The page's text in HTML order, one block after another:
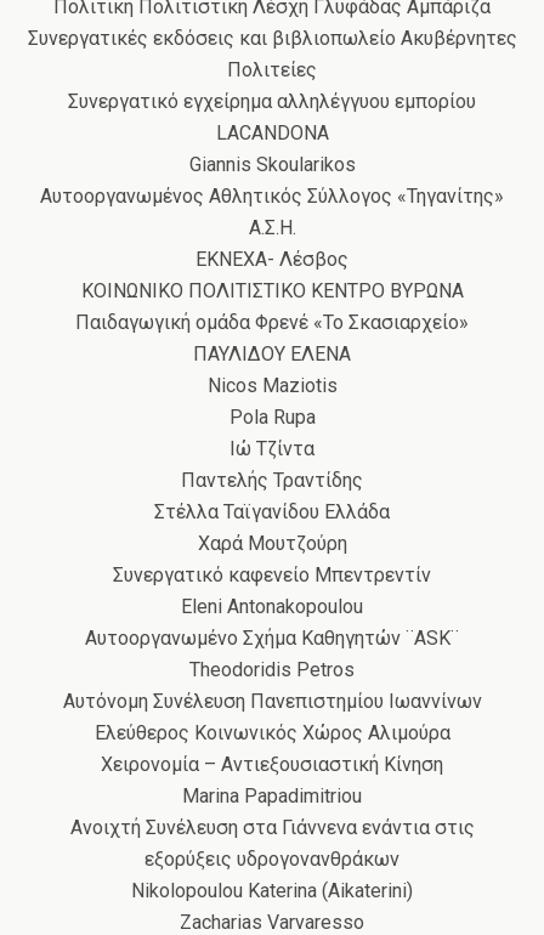
Πολιτική Πολιτιστική Λέσχη Γλυφάδας Αμπάριζα
Συνεργατικές εκδόσεις και βιβλιοπωλείο Ακυβέρνητες
Πολιτείες
Συνεργατικό εγχείρημα αλληλέγγυου εμπορίου
LACANDONA
Giannis Skoularikos
Αυτοοργανωμένος Αθλητικός Σύλλογος «Τηγανίτης»
Α.Σ.Η.
ΕΚΝΕΧΑ- Λέσβος
ΚΟΙΝΩΝΙΚΟ ΠΟΛΙΤΙΣΤΙΚΟ ΚΕΝΤΡΟ ΒΥΡΩΝΑ
Παιδαγωγική ομάδα Φρενέ «Το Σκασιαρχείο»
ΠΑΥΛΙΔΟΥ ΕΛΕΝΑ
Nicos Maziotis
Pola Rupa
Ιώ Τζίντα
Παντελής Τραντίδης
Στέλλα Ταϊγανίδου Ελλάδα
Χαρά Μουτζούρη
Συνεργατικό καφενείο Μπεντρεντίν
Eleni Antonakopoulou
Αυτοοργανωμένο Σχήμα Καθηγητών ¨ASK¨
Theodoridis Petros
Αυτόνομη Συνέλευση Πανεπιστημίου Ιωαννίνων
Ελεύθερος Κοινωνικός Χώρος Αλιμούρα
Χειρονομία – Αντιεξουσιαστική Κίνηση
Marina Papadimitriou
Ανοιχτή Συνέλευση στα Γιάννενα ενάντια στις
εξορύξεις υδρογονανθράκων
Nikolopoulou Katerina (Aikaterini)
Zacharias Varvaresso